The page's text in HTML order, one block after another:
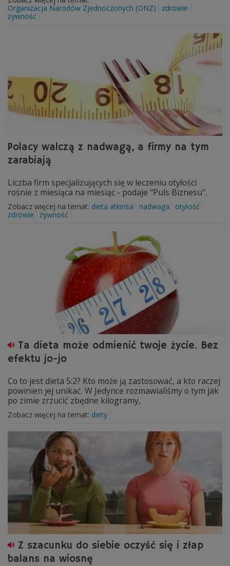
Organizacja Narodów Zjednoczonych (ONZ)
zdrowie
żywność
Polacy walczą z nadwagą, a firmy na tym
zarabiają
Liczba firm specjalizujących się w leczeniu otyłości
rośnie z miesiąca na miesiąc - podaje "Puls Biznesu".
Zobacz więcej na temat: dieta atkinsa nadwaga
otyłość
zdrowie
żywność
Ta dieta może odmienić twoje życie. Bez
efektu jo-jo
Co to jest dieta 5:2? Kto może ją zastosować, a kto raczej
powinien jej unikać. W Jedynce rozmawialiśmy o tym jak
po zimie zrzucić zbędne kilogramy,
Zobacz więcej na temat: diety
Z szacunku do siebie oczyść się i złap
balans na wiosnę